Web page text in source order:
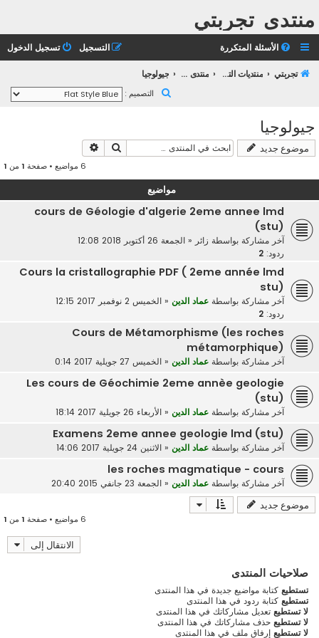
منتدى تجربتي
الأسئلة المتكررة تسجيل الدخول التسجيل
تجربتي منتديات التعليم الثانوي منتدى التعليم الجامعي جيولوجيا
التصميم :
جيولوجيا
موضوع جديد بحث
6 مواضيع • صفحة 1 من 1
مواضيع
cours de Géologie d'algerie 2eme annee lmd
(stu)
آخر مشاركة بواسطة زائر « الجمعة 26 أكتوبر 2018 12:08
ردود: 2
Cours la cristallographie PDF ( 2eme année lmd
stu)
آخر مشاركة بواسطة عماد الدين « الخميس 2 نوفمبر 2017 12:15
ردود: 2
Cours de Métamorphisme (les roches
métamorphique)
آخر مشاركة بواسطة عماد الدين « الخميس 27 جويلية 2017 0:14
Les cours de Géochimie 2eme annèe geologie
(stu)
آخر مشاركة بواسطة عماد الدين « الأربعاء 26 جويلية 2017 18:14
Examens 2eme annee geologie lmd (stu)
آخر مشاركة بواسطة عماد الدين « الاثنين 24 جويلية 2017 14:06
les roches magmatique - cours
آخر مشاركة بواسطة عماد الدين « الجمعة 23 جانفي 2015 20:40
موضوع جديد
6 مواضيع • صفحة 1 من 1
الانتقال إلى
صلاحيات المنتدى
تستطيع كتابة مواضيع جديدة في هذا المنتدى
تستطيع كتابة ردود في هذا المنتدى
لا تستطيع تعديل مشاركاتك في هذا المنتدى
لا تستطيع حذف مشاركاتك في هذا المنتدى
لا تستطيع إرفاق ملف في هذا المنتدى